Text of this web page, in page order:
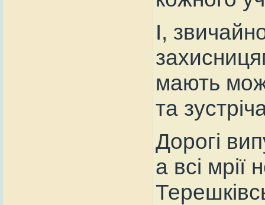
І,
мають
та
Дорогі
а всі мрії